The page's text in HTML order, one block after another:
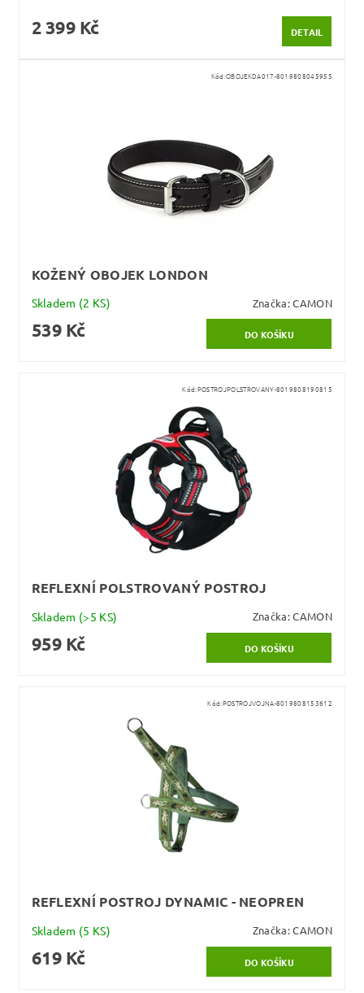
2 399 Kč DETAIL
Kód:OBOJEKDA017-8019808045955
KOŽENÝ OBOJEK LONDON
Skladem (2 KS) Značka:CAMON
539 Kč
Kód:POSTROJPOLSTROVANY-8019808190815
REFLEXNÍ POLSTROVANÝ POSTROJ
Skladem (>5 KS) Značka:CAMON
959 Kč
Kód:POSTROJVOJNA-8019808153612
REFLEXNÍ POSTROJ DYNAMIC - NEOPREN
Skladem (5 KS) Značka:CAMON
619 Kč